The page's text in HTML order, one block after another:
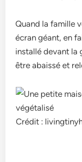
Quand la famille
écran géant, en
installé devant la
être abaissé et
Crédit :